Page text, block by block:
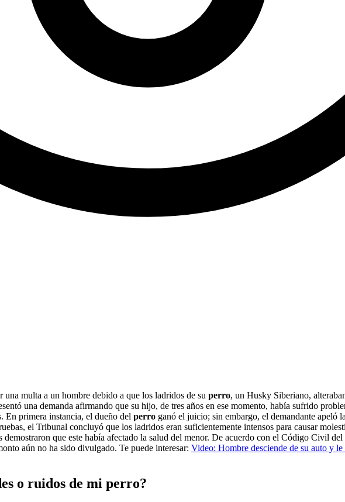
multa a un hombre debido a que los ladridos de su perro, un Husky Siberiano,
una demanda afirmando que su hijo, de tres años en ese momento, había sufrido
En primera instancia, el dueño del perro ganó el juicio; sin embargo, el demandante apeló
el Tribunal concluyó que los ladridos eran suficientemente intensos para causar
que este había afectado la salud del menor. De acuerdo con el Código Civil
aún no ha sido divulgado. Te puede interesar: Video: Hombre desciende de su auto y
o ruidos de mi perro?